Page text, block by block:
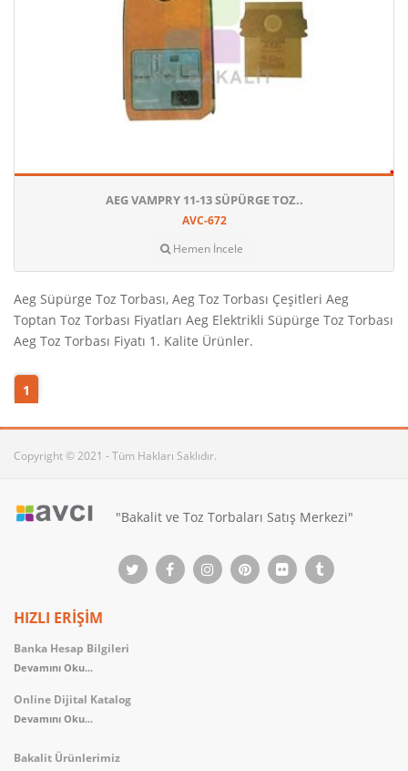
AEG VAMPRY 11-13 SÜPÜRGE TOZ..
AVC-672
Hemen İncele
Aeg Süpürge Toz Torbası, Aeg Toz Torbası Çeşitleri Aeg
Toptan Toz Torbası Fiyatları Aeg Elektrikli Süpürge Toz Torbası
Aeg Toz Torbası Fiyatı 1. Kalite Ürünler.
1
Copyright © 2021 - Tüm Hakları Saklıdır.
"Bakalit ve Toz Torbaları Satış Merkezi"
HIZLI ERİŞİM
Banka Hesap Bilgileri
Devamını Oku...
Online Dijital Katalog
Devamını Oku...
Bakalit Ürünlerimiz